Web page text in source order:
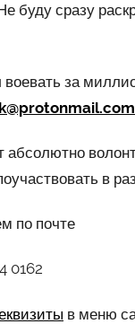
буду сразу
воевать за
абсолютно
в
по почте
0162
в меню